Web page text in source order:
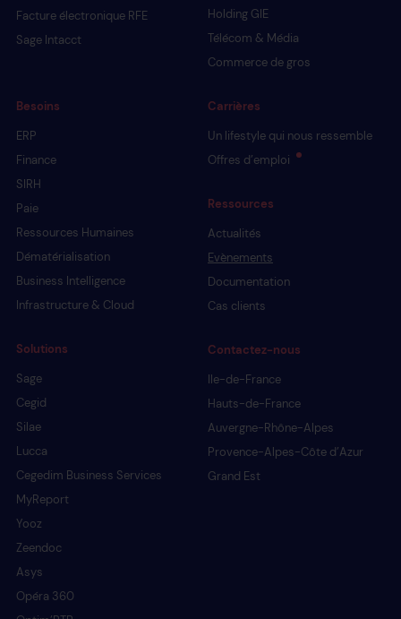
Facture électronique RFE
Sage Intacct
Holding GIE
Télécom & Média
Commerce de gros
Besoins
ERP
Finance
SIRH
Paie
Ressources Humaines
Dématérialisation
Business Intelligence
Infrastructure & Cloud
Solutions
Sage
Cegid
Silae
Lucca
Cegedim Business Services
MyReport
Yooz
Zeendoc
Asys
Opéra 360
Carrières
Un lifestyle qui nous ressemble
Offres d’emploi
Ressources
Actualités
Evènements
Documentation
Cas clients
Contactez-nous
Ile-de-France
Hauts-de-France
Auvergne-Rhône-Alpes
Provence-Alpes-Côte d’Azur
Grand Est